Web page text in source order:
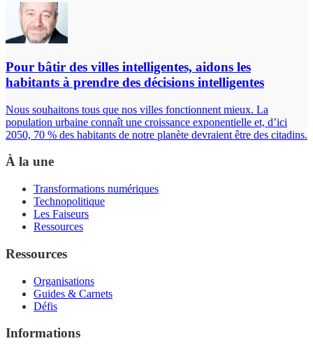
Pour bâtir des villes intelligentes, aidons les
habitants à prendre des décisions intelligentes
Nous souhaitons tous que nos villes fonctionnent mieux. La
population urbaine connaît une croissance exponentielle et, d’ici
2050, 70 % des habitants de notre planète devraient être des citadins.
À la une
Transformations numériques
Technopolitique
Les Faiseurs
Ressources
Ressources
Organisations
Guides & Carnets
Défis
Informations